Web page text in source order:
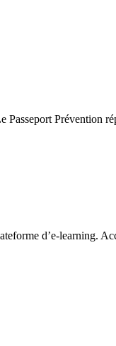
Passeport Prévention
d’e-learning.